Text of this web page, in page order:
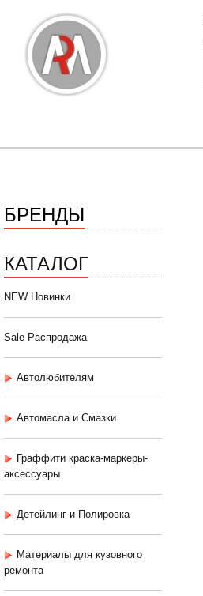
БРЕНДЫ
КАТАЛОГ
NEW Новинки
Sale Распродажа
Автолюбителям
Автомасла и Смазки
Граффити краска-маркеры-
аксессуары
Детейлинг и Полировка
Материалы для кузовного
ремонта